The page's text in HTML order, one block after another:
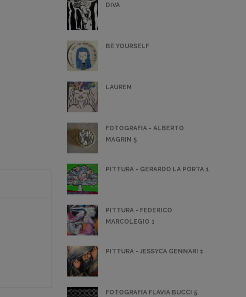
DIVA
BE YOURSELF
LAUREN
FOTOGRAFIA - ALBERTO
MAGRIN 5
PITTURA - GERARDO LA PORTA 1
PITTURA - FEDERICO
MARCOLEGIO 1
PITTURA - JESSYCA GENNARI 1
FOTOGRAFIA FLAVIA BUCCI 5